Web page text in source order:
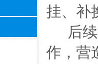
挂、补
后
作，营